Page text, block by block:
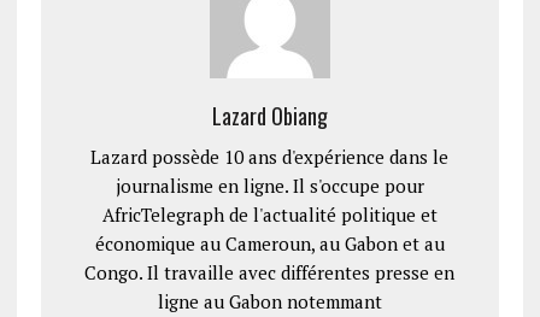
Lazard Obiang
Lazard possède 10 ans d'expérience dans le
journalisme en ligne. Il s'occupe pour
AfricTelegraph de l'actualité politique et
économique au Cameroun, au Gabon et au
Congo. Il travaille avec différentes presse en
ligne au Gabon notemmant